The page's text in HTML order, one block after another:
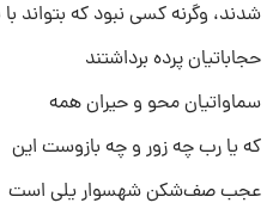
شدند، وگرنه کسی نبود که بتواند با
حجاباتیان پرده برداشتند
سماواتیان محو و حیران همه
که یا رب چه زور و چه بازوست این
عجب صف‌شکن شهسوار یلی است